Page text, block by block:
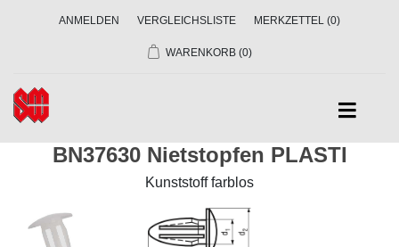
ANMELDEN VERGLEICHSLISTE MERKZETTEL (0)
WARENKORB (0)
BN37630 Nietstopfen PLASTI
Kunststoff farblos